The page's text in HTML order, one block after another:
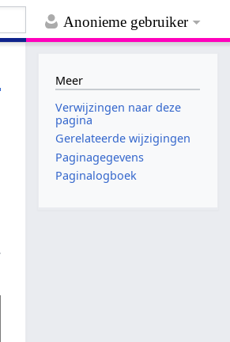
Anonieme gebruiker
Meer
Verwijzingen naar deze
pagina
Gerelateerde wijzigingen
Paginagegevens
Paginalogboek